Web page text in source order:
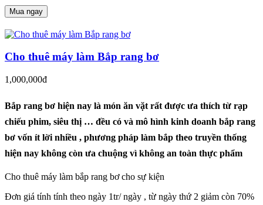
Mua ngay
Cho thuê máy làm Bắp rang bơ
1,000,000đ
Bắp rang bơ hiện nay là món ăn vặt rất được ưa thích từ rạp
chiếu phim, siêu thị … đều có và mô hình kinh doanh bắp rang
bơ vốn ít lời nhiều , phương pháp làm bắp theo truyền thống
hiện nay không còn ưa chuộng vì không an toàn thực phẩm
Cho thuê máy làm bắp rang bơ cho sự kiện
Đơn giá tính tính theo ngày 1tr/ ngày , từ ngày thứ 2 giảm còn 70%